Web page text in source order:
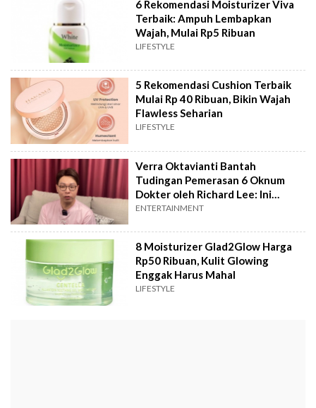
6 Rekomendasi Moisturizer Viva
Terbaik: Ampuh Lembapkan
Wajah, Mulai Rp5 Ribuan
LIFESTYLE
5 Rekomendasi Cushion Terbaik
Mulai Rp 40 Ribuan, Bikin Wajah
Flawless Seharian
LIFESTYLE
Verra Oktavianti Bantah
Tudingan Pemerasan 6 Oknum
Dokter oleh Richard Lee: Ini
Fitnah!
ENTERTAINMENT
8 Moisturizer Glad2Glow Harga
Rp50 Ribuan, Kulit Glowing
Enggak Harus Mahal
LIFESTYLE